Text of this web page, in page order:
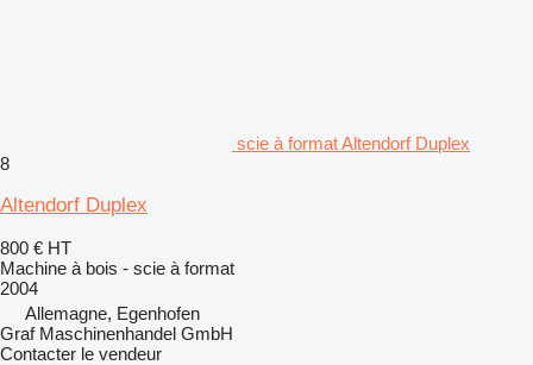
scie à format Altendorf Duplex
8
Altendorf Duplex
800 € HT
Machine à bois - scie à format
2004
Allemagne, Egenhofen
Graf Maschinenhandel GmbH
Contacter le vendeur